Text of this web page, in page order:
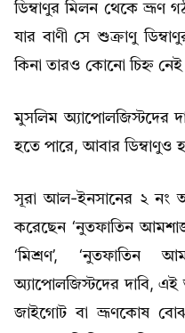
ডিম্বাণুর মিলন থেকে
যার বাণী সে শুক্রাণু
কিনা তারও কোনো
মুসলিম অ্যাপোলজিস্টদের
হতে পারে, আবার ডিম্বাণুও
সূরা আল-ইনসানের ২ নং
করেছেন ‘নুতফাতিন
‘মিশ্রণ’, ‘নুতফাতিন
অ্যাপোলজিস্টদের দাবি, এই
জাইগোট বা ভ্রূণকোষ